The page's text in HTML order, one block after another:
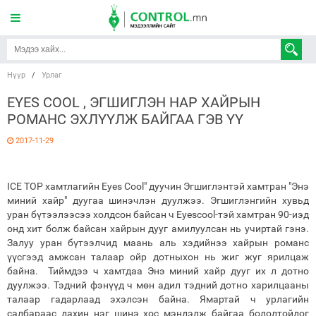
Нүүр / Урлаг
EYES COOL , ЭГШИГЛЭН НАР ХАЙРЫН
РОМАНС ЭХЛҮҮЛЖ БАЙГАА ГЭВ ҮҮ
2017-11-29
ICE TOP хамтлагийн Eyes Cool" дуучин Эгшиглэнтэй хамтран "Энэ
миний хайр" дуугаа шинэчлэн дуулжээ. Эгшиглэнгийн хувьд
уран бүтээлээсээ холдсон байсан ч Eyescool-тэй хамтран 90-иэд
онд хит болж байсан хайрын дууг амилуулсан нь учиртай гэнэ.
Залуу уран бүтээлчид маань аль хэдийнээ хайрын романс
үүсгээд амжсан талаар ойр дотныхон нь жиг жуг ярилцаж
байна. Тиймдээ ч хамтдаа Энэ миний хайр дууг их л дотно
дуулжээ. Тэдний фэнүүд ч мөн адил тэдний дотно харилцааны
талаар гадарлаад эхэлсэн байна. Ямартай ч урлагийн
салбараас дахин нэг шинэ хос мэндэлж байгаа бололтойдог